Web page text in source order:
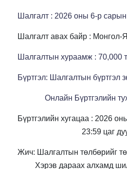
Шалгалт : 2026 оны 6-р
Шалгалт авах байр : Монгол-
Шалгалтын хураамж : 70,000
Бүртгэл: Шалгалтын бүртгэл
Онлайн Бүртгэлийн
Бүртгэлийн хугацаа : 2026
Жич: Шалгалтын төлбөрийг
Хэрэв дараах алхамд